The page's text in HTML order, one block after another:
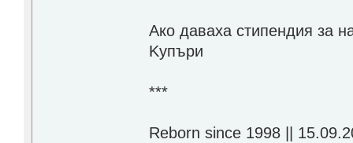
Aко даваха стипендия за
Kупъри
***
Reborn since 1998 ||